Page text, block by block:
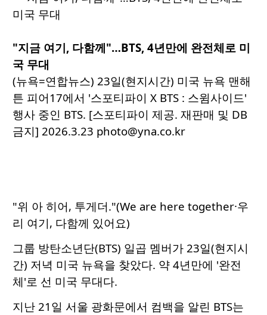
"지금 여기, 다함께"…BTS, 4년만에 완전체로 미
국 무대
(뉴욕=연합뉴스) 23일(현지시간) 미국 뉴욕 맨해
튼 피어17에서 '스포티파이 X BTS : 스윔사이드'
행사 중인 BTS. [스포티파이 제공. 재판매 및 DB
금지] 2026.3.23 photo@yna.co.kr
"위 아 히어, 투게더."(We are here together·우
리 여기, 다함께 있어요)
그룹 방탄소년단(BTS) 일곱 멤버가 23일(현지시
간) 저녁 미국 뉴욕을 찾았다. 약 4년만에 '완전
체'로 선 미국 무대다.
지난 21일 서울 광화문에서 컴백을 알린 BTS는